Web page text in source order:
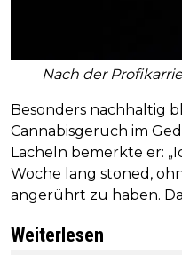
Nach der
Besonders nachhaltig
Cannabisgeruch im
Lächeln bemerkte er:
Woche lang stoned,
angerührt zu haben.
Weiterlesen